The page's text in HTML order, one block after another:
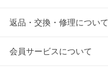
返品・交換・修理について
会員サービスについて